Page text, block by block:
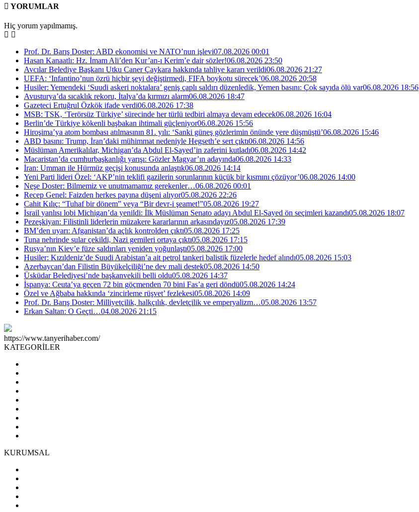
YORUMLAR
Hiç yorum yapılmamış.
Prof. Dr. Barış Doster: ABD ekonomisi ve NATO’nun işlevi07.08.2026 00:01
Hasan Kanaatlı: Hz. İmam Ali’den Kur’an-ı Kerim’e dair sözler!06.08.2026 23:50
Avcılar Belediye Başkanı Utku Caner Çaykara hakkında tahliye kararı verildi06.08.2026 21:27
UEFA: ‘Infantino’nun özrü hiçbir şeyi değiştirmedi, FIFA boykotu sürecek’06.08.2026 20:58
Husiler: Yemendeki ‘Suudi askeri noktalara’ geniş çaplı saldırı düzenledik, Yemen basını: Çok sayıda ölü var06.08.2026 18:56
Avusturya’da sıcaklık rekoru, İtalya’da kırmızı alarm06.08.2026 18:47
Gazeteci Ertuğrul Özkök ifade verdi06.08.2026 17:38
MSB: TSK, ‘Terörsüz Türkiye’ sürecinde her türlü tedbiri almaya devam edecek06.08.2026 16:04
Berlin’de Türkiye kökenli başbakan ihtimali güçleniyor06.08.2026 15:56
Hiroşima’ya atom bombası atılmasının 81. yılı: ‘Sanki güneş gözlerimin önünde yere düşmüştü’06.08.2026 15:46
ABD basını: Trump, İran’daki mühimmat nedeniyle Hegseth’e sert çıktı06.08.2026 14:56
Müslüman Amerikalılar, Michigan’da Abdul El-Sayed’in zaferini kutladı06.08.2026 14:42
Macaristan’da cumhurbaşkanlığı yarışı: Gözler Magyar’ın adayında06.08.2026 14:33
İran: Umman ile Hürmüz geçişi konusunda anlaştık06.08.2026 14:14
Yeni Parti lideri Özel: ‘AKP’nin teklifi gazilerin sorunlarının küçük bir kısmını çözüyor’06.08.2026 14:00
Neşe Doster: Bilmemiz ve unutmamamız gerekenler…06.08.2026 00:01
Recep Genel: Faizden herkes payına düşeni alıyor05.08.2026 22:26
Cahit Kılıç: “Tuhaf bir dönem” veya “Bir devr-i şeamet!”05.08.2026 19:27
İsrail yanlısı lobi Michigan’da yenildi: İlk Müslüman Senato adayı Abdul El-Sayed ön seçimleri kazandı05.08.2026 18:07
Pezeşkiyan: Filistinli liderlerin müzakere kararlarının arkasındayız05.08.2026 17:39
BM’den uyarı: Afganistan’da açlık kontrolden çıktı05.08.2026 17:25
Tuna nehrinde sular çekildi, Nazi gemileri ortaya çıktı05.08.2026 17:15
Rusya’nın Kiev’e füze saldırıları yeniden yoğunlaştı05.08.2026 17:00
Husiler: Kızıldeniz’de Suudi Arabistan’a ait petrol tankeri balistik füzelerle hedef alındı05.08.2026 15:03
Azerbaycan’dan Filistin Büyükelçiliği’ne dev mali destek05.08.2026 14:50
Üsküdar Belediyesi’nde başkanvekili belli oldu05.08.2026 14:37
İspanya: Ceuta’ya geçen 72 bin göçmenden 70 bini Fas’a geri döndü05.08.2026 14:24
Özel ve Ağbaba hakkında ‘zincirleme rüşvet’ fezlekesi05.08.2026 14:09
Prof. Dr. Barış Doster: Milliyetçilik, halkçılık, devletçilik ve emperyalizm…05.08.2026 13:57
Erkan Saltan: O Geçti…04.08.2026 21:15
https://www.tanyerihaber.com/
KATEGORİLER
KURUMSAL